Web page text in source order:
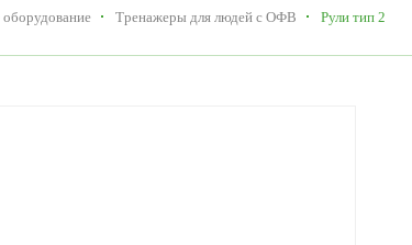
Тренажеры для людей с ОФВ Рули тип 2